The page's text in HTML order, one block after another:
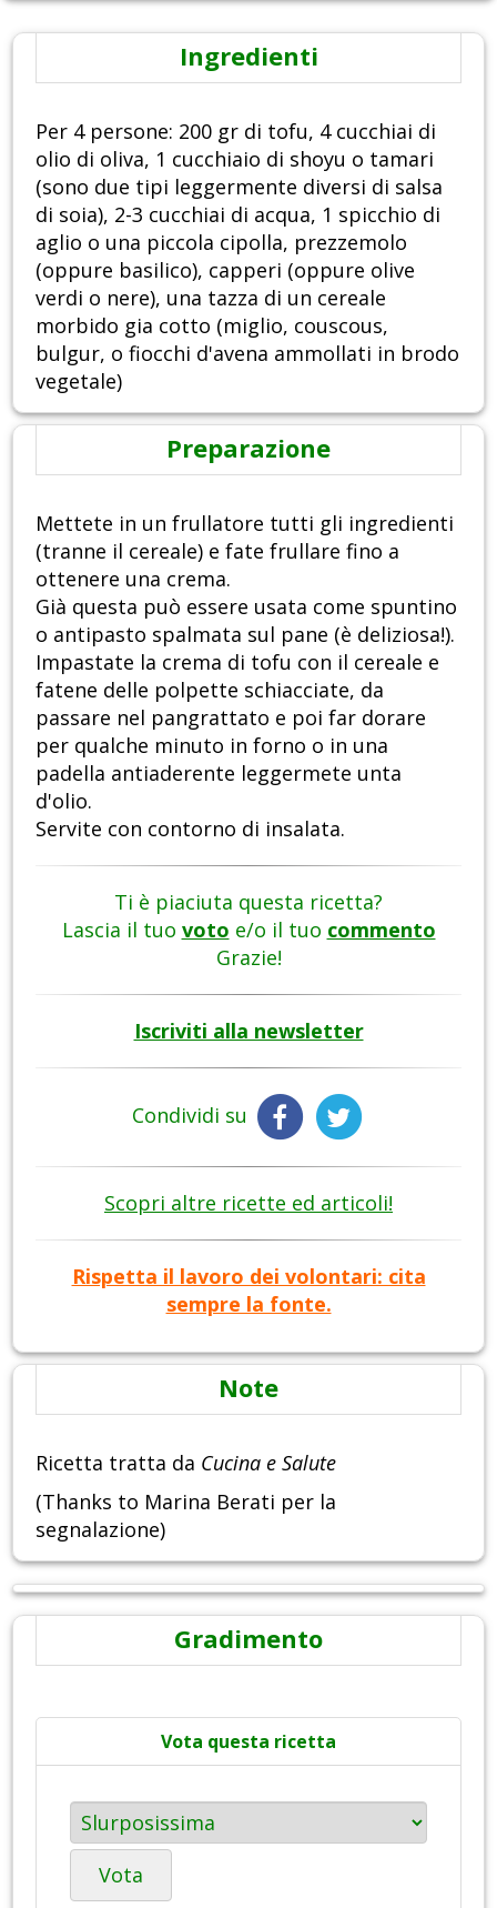
Ingredienti
Per 4 persone: 200 gr di tofu, 4 cucchiai di
olio di oliva, 1 cucchiaio di shoyu o tamari
(sono due tipi leggermente diversi di salsa
di soia), 2-3 cucchiai di acqua, 1 spicchio di
aglio o una piccola cipolla, prezzemolo
(oppure basilico), capperi (oppure olive
verdi o nere), una tazza di un cereale
morbido gia cotto (miglio, couscous,
bulgur, o fiocchi d'avena ammollati in brodo
vegetale)
Preparazione
Mettete in un frullatore tutti gli ingredienti
(tranne il cereale) e fate frullare fino a
ottenere una crema.
Già questa può essere usata come spuntino
o antipasto spalmata sul pane (è deliziosa!).
Impastate la crema di tofu con il cereale e
fatene delle polpette schiacciate, da
passare nel pangrattato e poi far dorare
per qualche minuto in forno o in una
padella antiaderente leggermete unta
d'olio.
Servite con contorno di insalata.
Ti è piaciuta questa ricetta?
Lascia il tuo voto e/o il tuo commento
Grazie!
Iscriviti alla newsletter
Condividi su
Scopri altre ricette ed articoli!
Rispetta il lavoro dei volontari: cita
sempre la fonte.
Note
Ricetta tratta da Cucina e Salute
(Thanks to Marina Berati per la
segnalazione)
Gradimento
Vota questa ricetta
Vota